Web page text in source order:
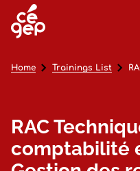
RAC
comptabilité
Home Trainings List